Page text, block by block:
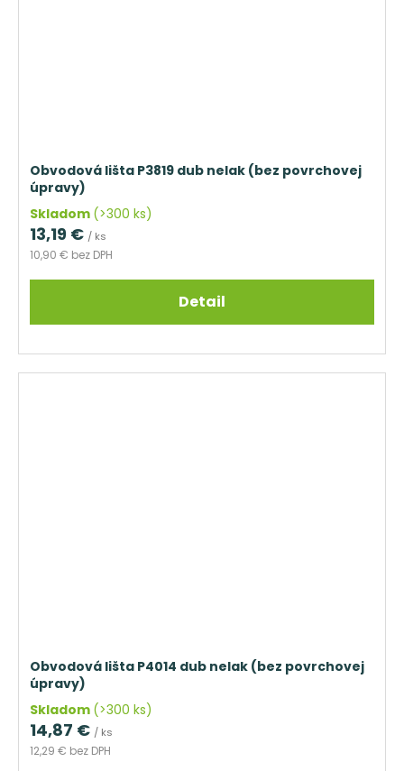
Obvodová lišta P3819 dub nelak (bez povrchovej
úpravy)
Skladom (>300 ks)
10,90 € bez DPH
13,19 € / ks
Detail
Obvodová lišta P4014 dub nelak (bez povrchovej
úpravy)
Skladom (>300 ks)
12,29 € bez DPH
14,87 € / ks